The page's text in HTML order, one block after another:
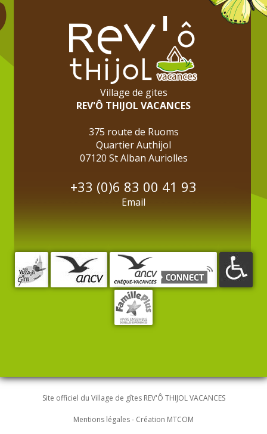
Village de gites
REV'Ô THIJOL VACANCES
375 route de Ruoms
Quartier Authijol
07120 St Alban Auriolles
+33 (0)6 83 00 41 93
Email
Site officiel du Village de gîtes REV'Ô THIJOL VACANCES
Mentions légales- Création MTCOM